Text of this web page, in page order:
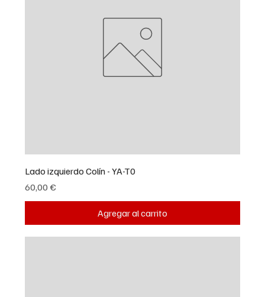
Lado izquierdo Colín - YA-T0
Precio
60,00 €
Agregar al carrito